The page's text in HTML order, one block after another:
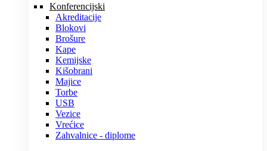
Konferencijski
Akreditacije
Blokovi
Brošure
Kape
Kemijske
Kišobrani
Majice
Torbe
USB
Vezice
Vrećice
Zahvalnice - diplome